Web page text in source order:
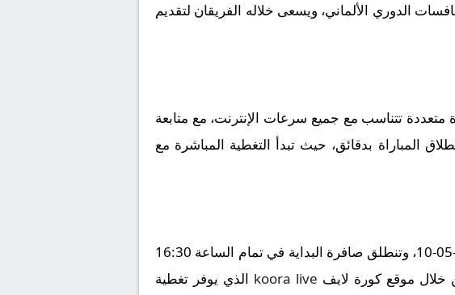
الدوري الألماني، ويسعى خلاله الفريقان لتقديم
مشاهدة مباراة بوخوم و ماينز 05 بث مباشر بجودة متعددة تتناسب مع جميع سرعات الإنترنت، مع متابعة
المباراة بدقائق، حيث تبدأ التغطية المباشرة مع
تُقام مباراة بوخوم ضد ماينز 05 على ملعب في إطار بطولة الدوري الألماني يوم 2025-05-10، وتنطلق صافرة البداية في تمام الساعة 16:30
خلال موقع كورة لايف koora live الذي يوفر تغطية